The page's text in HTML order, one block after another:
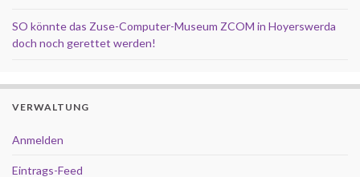
SO könnte das Zuse-Computer-Museum ZCOM in Hoyerswerda
doch noch gerettet werden!
VERWALTUNG
Anmelden
Eintrags-Feed